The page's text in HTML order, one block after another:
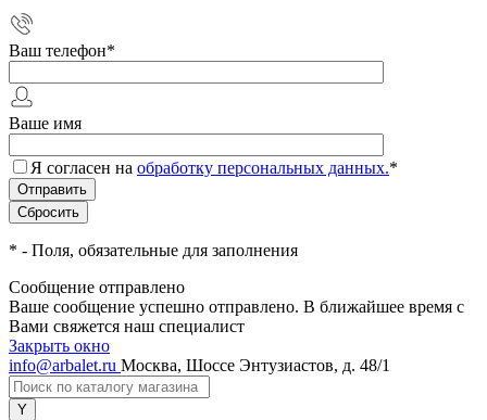
Ваш телефон*
Ваше имя
Я согласен на обработку персональных данных.*
* - Поля, обязательные для заполнения
Сообщение отправлено
Ваше сообщение успешно отправлено. В ближайшее время с
Вами свяжется наш специалист
Закрыть окно
info@arbalet.ru Москва, Шоссе Энтузиастов, д. 48/1